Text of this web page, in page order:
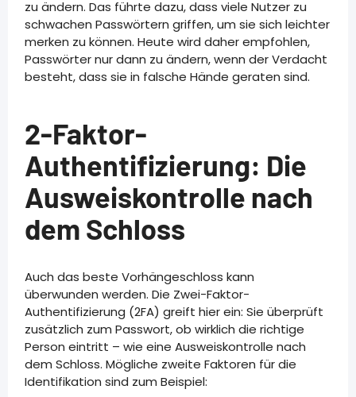
zu ändern. Das führte dazu, dass viele Nutzer zu
schwachen Passwörtern griffen, um sie sich leichter
merken zu können. Heute wird daher empfohlen,
Passwörter nur dann zu ändern, wenn der Verdacht
besteht, dass sie in falsche Hände geraten sind.
2-Faktor-
Authentifizierung: Die
Ausweiskontrolle nach
dem Schloss
Auch das beste Vorhängeschloss kann
überwunden werden. Die Zwei-Faktor-
Authentifizierung (2FA) greift hier ein: Sie überprüft
zusätzlich zum Passwort, ob wirklich die richtige
Person eintritt – wie eine Ausweiskontrolle nach
dem Schloss. Mögliche zweite Faktoren für die
Identifikation sind zum Beispiel: